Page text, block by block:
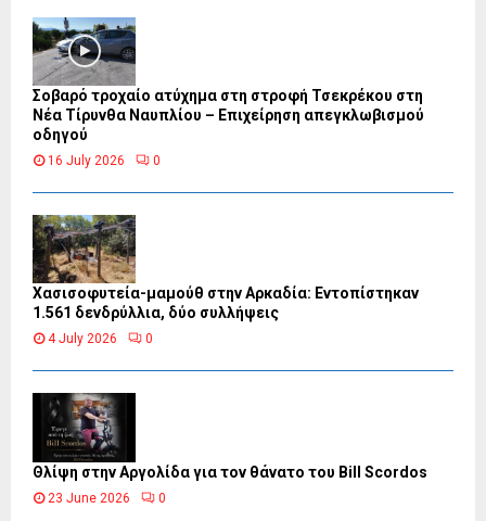
Σοβαρό τροχαίο ατύχημα στη στροφή Τσεκρέκου στη
Νέα Τίρυνθα Ναυπλίου – Επιχείρηση απεγκλωβισμού
οδηγού
16 July 2026 0
Χασισοφυτεία-μαμούθ στην Αρκαδία: Εντοπίστηκαν
1.561 δενδρύλλια, δύο συλλήψεις
4 July 2026 0
Θλίψη στην Αργολίδα για τον θάνατο του Bill Scordos
23 June 2026 0